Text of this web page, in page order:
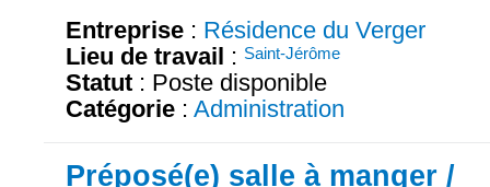
Entreprise : Résidence du Verger
Lieu de travail : Saint-Jérôme
Statut : Poste disponible
Catégorie : Administration
Préposé(e) salle à manger /